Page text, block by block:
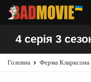
4 серія 3
Головна Ферма Кларксона